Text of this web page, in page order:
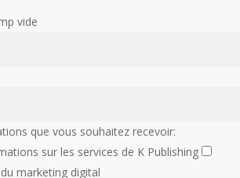
vide
que vous souhaitez recevoir:
sur les services de K Publishing
marketing digital